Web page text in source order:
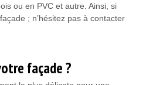
ou en PVC et autre. Ainsi, si
; n’hésitez pas à contacter
façade ?